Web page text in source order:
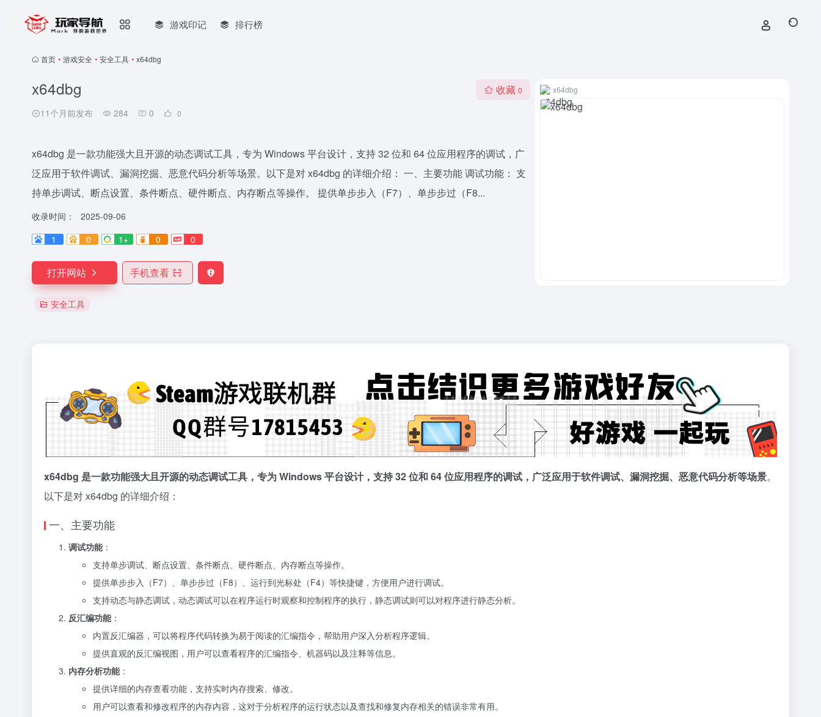
游戏印记 排行榜
首页 • 游戏安全 • 安全工具 • x64dbg
x64dbg
11个月前发布 284 0 0
收藏 0
x64dbg 是一款功能强大且开源的动态调试工具，专为 Windows 平台设计，支持 32 位和 64 位应用程序的调试，广
泛应用于软件调试、漏洞挖掘、恶意代码分析等场景。以下是对 x64dbg 的详细介绍： 一、主要功能 调试功能： 支
持单步调试、断点设置、条件断点、硬件断点、内存断点等操作。 提供单步步入（F7）、单步步过（F8...
收录时间：
2025-09-06
1
0 1+ 0 0
打开网站 手机查看
安全工具
x64dbg
x64dbg 是一款功能强大且开源的动态调试工具，专为 Windows 平台设计，支持 32 位和 64 位应用程序的调试，广泛应用于软件调试、漏洞挖掘、恶意代码分析等场景。
以下是对 x64dbg 的详细介绍：
一、主要功能
调试功能：
支持单步调试、断点设置、条件断点、硬件断点、内存断点等操作。
提供单步步入（F7）、单步步过（F8）、运行到光标处（F4）等快捷键，方便用户进行调试。
支持动态与静态调试，动态调试可以在程序运行时观察和控制程序的执行，静态调试则可以对程序进行静态分析。
反汇编功能：
内置反汇编器，可以将程序代码转换为易于阅读的汇编指令，帮助用户深入分析程序逻辑。
提供直观的反汇编视图，用户可以查看程序的汇编指令、机器码以及注释等信息。
内存分析功能：
提供详细的内存查看功能，支持实时内存搜索、修改。
用户可以查看和修改程序的内存内容，这对于分析程序的运行状态以及查找和修复内存相关的错误非常有用。